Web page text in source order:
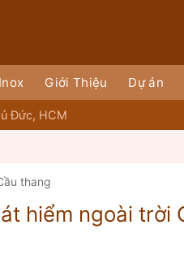
Giới Thiệu Dự án
Đức, HCM
thang
hiểm ngoài trời